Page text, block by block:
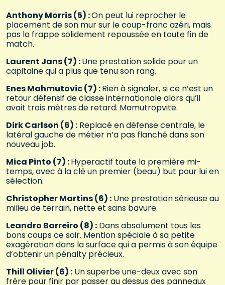
Anthony Morris (5) :On peut lui reprocher le
placement de son mur sur le coup-franc azéri, mais
pas la frappe solidement repoussée en toute fin de
match.
Laurent Jans (7) :Une prestation solide pour un
capitaine qui a plus que tenu son rang.
Enes Mahmutovic (7) :Rien à signaler, si ce n’est un
retour défensif de classe internationale alors qu’il
avait trois mètres de retard. Mamutropvite.
Dirk Carlson (6) : Replacé en défense centrale, le
latéral gauche de métier n’a pas flanché dans son
nouveau job.
Mica Pinto (7) :Hyperactif toute la première mi-
temps, avec à la clé un premier (beau) but pour lui en
sélection.
Christopher Martins (6) : Une prestation sérieuse au
milieu de terrain, nette et sans bavure.
Leandro Barreiro (8) : Dans absolument tous les
bons coups ce soir. Mention spéciale à sa petite
exagération dans la surface qui a permis à son équipe
d’obtenir un pénalty précieux.
Thill Olivier (6) : Un superbe une-deux avec son
frère pour finir par passer au dessus des panneaux